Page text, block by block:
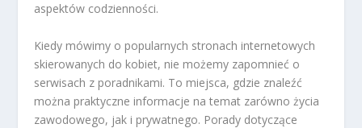
aspektów codzienności.
Kiedy mówimy o popularnych stronach internetowych
skierowanych do kobiet, nie możemy zapomnieć o
serwisach z poradnikami. To miejsca, gdzie znaleźć
można praktyczne informacje na temat zarówno życia
zawodowego, jak i prywatnego. Porady dotyczące